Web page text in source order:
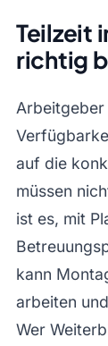
Teilzeit
richtig
auf die
müssen
ist es, mit
kann
arbeiten
Wer